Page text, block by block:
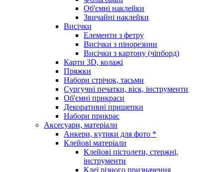
Об'ємні наклейки
Звичайні наклейки
Висічки
Елементи з фетру
Висічки з пінорезини
Висічки з картону (чіпборд)
Карти 3D, колажі
Пряжки
Набори стрічок, тасьми
Сургучні печатки, віск, інструменти
Об'ємні прикраси
Декоративні прищепки
Набори прикрас
Аксесуари, матеріали
Анкери, кутики для фото *
Клейові матеріали
Клейові пістолети, стержні,
інструменти
Клеї різного призначення